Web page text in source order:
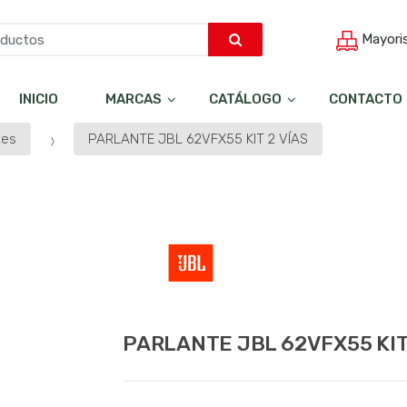
INICIO MARCAS CATÁLOGO CONTACTO
PARLANTE JBL 62VFX55 KIT 2 VÍAS
PARLANTE JBL 62VFX55